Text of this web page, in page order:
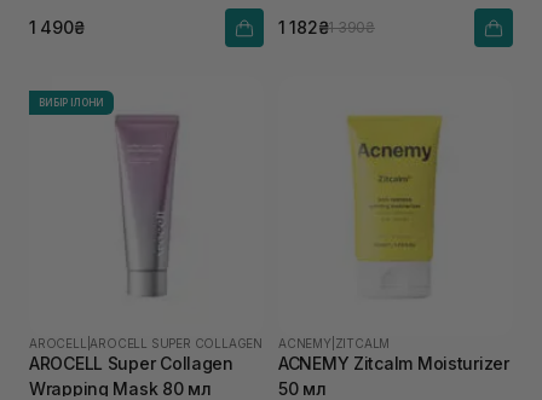
1 490₴ 1 182₴1 390₴
ВИБІР ІЛОНИ
AROCELL AROCELL SUPER COLLAGEN
AROCELL Super Collagen
Wrapping Mask 80 мл
ACNEMY ZITCALM
ACNEMY Zitcalm Moisturizer
50 мл